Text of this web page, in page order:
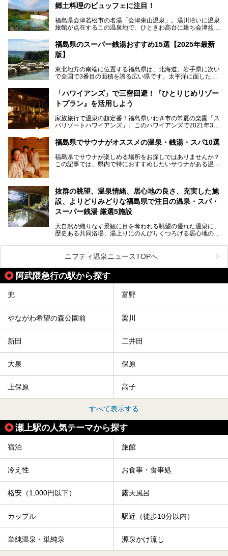
郷土料理のビュッフェに注目！
福島県会津若松市の名湯「会津東山温泉」。湯川沿いに温泉
旅館が点在するこの温泉地で、ひときわ高台に建ち会津盆地
ELS & RESORTSの「御宿東鳳」です。
大浴場は「宙の湯」「棚雲の湯」の2つ。いずれも素晴らし
の郷土料理など夕朝食の美味しさも評判。人気のこのお宿の
過ごし方を徹底紹介いたします。
───
提供元：オリックス・ホテルマネジメント株式会社【PR】
この記事は会津東山温泉 御宿東鳳のPR記事です。
福島県のスーパー銭湯おすすめ15選【2025年最新
版】
東北地方の南端に位置する福島県は、北海道、岩手県に次い
で全国で3番目の面積を誇る広い県です。太平洋に面した
る「中通り」、磐梯山や猪苗代湖、五色沼、尾瀬湿原などが
ある「会津地方」まで、変化に富んだ自然を楽しめるのが魅
力です。
も良好で、首都圏からの週末旅行先としても人気の福島県。
そんな福島県でチェックしておきたい、評判のスーパー銭湯
「ハワイアンズ」で三密回避！『ひとりじめリゾー
トプラン』を活用しよう
家族旅行で温泉の超定番！福島県いわき市の常夏の楽園「ス
パリゾートハワイアンズ」。このハワイアンズで2021年3月
く温泉編」をスタートしました。
子供と一緒に安心して温泉に行きたい、そんな方にお役立ち
のこのプランをはじめとして、ハワイアンズの「ひとりじめ
リゾートプラン」の魅力をご紹介します。
福島県でサウナがオススメの温泉・銭湯・スパ10選
福島県でサウナが楽しめる場所をお探しではありませんか？
この記事では、県内で特におすすめしたいサウナがある温泉
「最近疲れが溜まってる。リフレッシュできる場所ないか
な？」
そんな方は、ぜひサウナに足を運んでみてくださいね。
抜群の眺望、温泉情緒、居心地の良さ、充実した施
設、よりどりみどりな福島県で注目の温泉・スパ・
スーパー銭湯 厳選5施設
大自然が織りなす景観に目を奪われる眺望の優れた温泉に、
歴史ある共同浴場、湯上りにのんびりくつろげる居心地のい
スーパー銭湯など、多種多様な温浴施設が割拠する福島県。
今回は、そんな福島県にある温浴施設のなかから、筆者が
「一度訪ねてみたい」と気になっている魅力的な施設を5件
ピックアップして紹介します。
※2021/07/21時点の情報です。
ニフティ温泉ニュースTOPへ
阿武隈急行の駅から探す
兜 富野
やながわ希望の森公園前 梁川
新田 二井田
大泉 保原
上保原 高子
すべて表示する
瀬上駅の人気テーマから探す
宿泊 旅館
冷え性 お食事・食事処
格安（1,000円以下） 露天風呂
カップル 駅近（徒歩10分以内）
単純温泉・単純泉 源泉かけ流し